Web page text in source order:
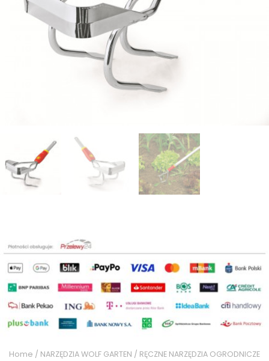
Home / NARZĘDZIA WOLF GARTEN / RĘCZNE NARZĘDZIA OGRODNICZE